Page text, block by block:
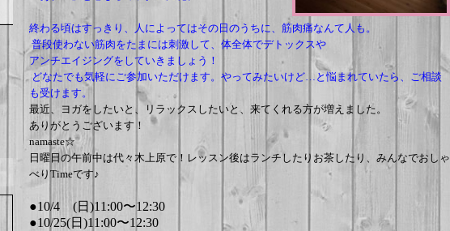
終わる頃はすっきり、人によってはその日のうちに、筋肉痛なんて人も。
普段使わない筋肉をたまには刺激して、体全体でデトックスや
アンチエイジングをしていきましょう！
どなたでも気軽にご参加いただけます。やってみたいけど…と悩まれていたら、ご相談
も受けます。
最近、ヨガをしたいと、リラックスしたいと、来てくれる方が増えました。
ありがとうございます！
namaste☆
日曜日の午前中は代々木上原で！レッスン後はランチしたりお茶したり、みんなでおしゃ
べりTimeです♪
●10/4 (日)11:00〜12:30
●10/25(日)11:00〜12:30